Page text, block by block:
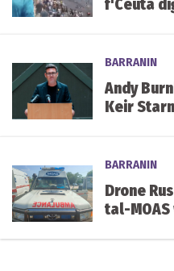
f'Ceuta
BARRANIN
Andy
Keir
BARRANIN
Drone
tal-